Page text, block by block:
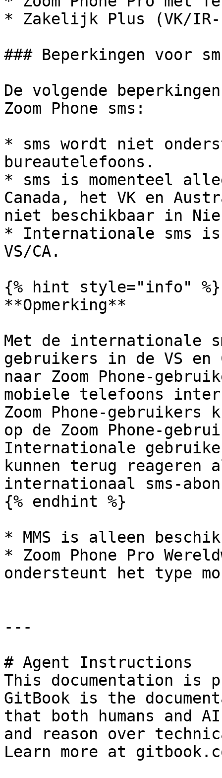
* Zakelijk Plus (VK/IR-
### Beperkingen voor
De volgende
Zoom Phone sms:
* sms wordt niet
bureautelefoons.
* sms is momenteel
Canada, het VK en
niet beschikbaar in
* Internationale sms
VS/CA.
{% hint style="info" %}
**Opmerking**
Met de internationale
gebruikers in de VS en
naar Zoom Phone-
mobiele telefoons
Zoom Phone-
op de Zoom Phone-
Internationale
kunnen terug
internationaal sms-
{% endhint %}
* MMS is alleen
* Zoom Phone Pro
ondersteunt het type
---
# Agent Instructions
This documentation is
GitBook is the
that both humans and
and reason over
Learn more at